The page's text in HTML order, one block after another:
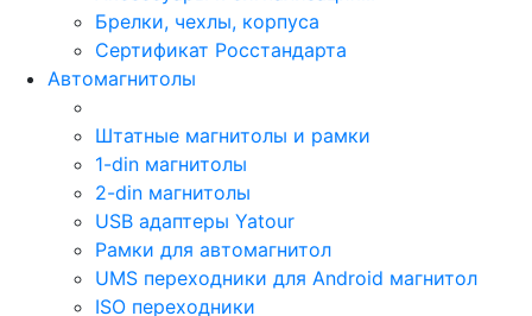
Брелки, чехлы, корпуса
Сертификат Росстандарта
Автомагнитолы
Штатные магнитолы и рамки
1-din магнитолы
2-din магнитолы
USB адаптеры Yatour
Рамки для автомагнитол
UMS переходники для Android магнитол
ISO переходники